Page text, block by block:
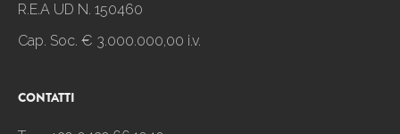
R.E.A UD N. 150460
Cap. Soc. € 3.000.000,00 i.v.
CONTATTI